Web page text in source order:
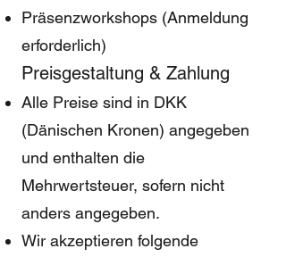
Präsenzworkshops (Anmeldung
erforderlich)
Preisgestaltung & Zahlung
Alle Preise sind in DKK
(Dänischen Kronen) angegeben
und enthalten die
Mehrwertsteuer, sofern nicht
anders angegeben.
Wir akzeptieren folgende